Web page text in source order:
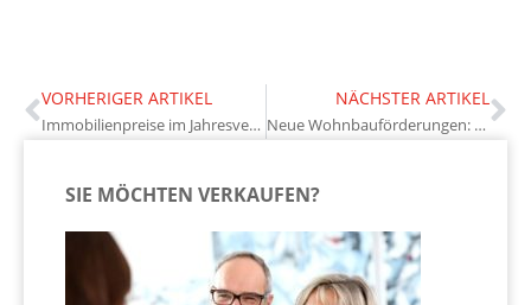
VORHERIGER ARTIKEL
Immobilienpreise im Jahresvergleich: Wie sich der Markt entwickelt
NÄCHSTER ARTIKEL
Neue Wohnbauförderungen: Welche Vorteile Eigentümer nutzen können
SIE MÖCHTEN VERKAUFEN?